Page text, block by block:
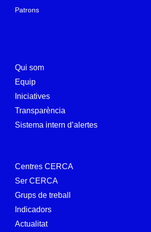
Patrons
Qui som
Equip
Iniciatives
Transparència
Sistema intern d’alertes
Centres CERCA
Ser CERCA
Grups de treball
Indicadors
Actualitat